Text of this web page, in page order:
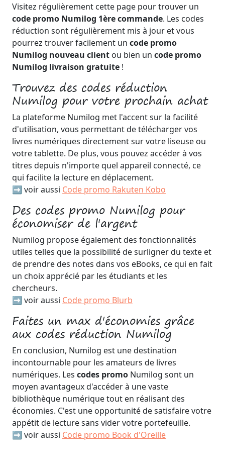
Visitez régulièrement cette page pour trouver un
code promo Numilog 1ère commande. Les codes
réduction sont régulièrement mis à jour et vous
pourrez trouver facilement un code promo
Numilog nouveau client ou bien un code promo
Numilog livraison gratuite !
Trouvez des codes réduction
Numilog pour votre prochain achat
La plateforme Numilog met l'accent sur la facilité
d'utilisation, vous permettant de télécharger vos
livres numériques directement sur votre liseuse ou
votre tablette. De plus, vous pouvez accéder à vos
titres depuis n'importe quel appareil connecté, ce
qui facilite la lecture en déplacement.
➡️ voir aussi Code promo Rakuten Kobo
Des codes promo Numilog pour
économiser de l'argent
Numilog propose également des fonctionnalités
utiles telles que la possibilité de surligner du texte et
de prendre des notes dans vos eBooks, ce qui en fait
un choix apprécié par les étudiants et les
chercheurs.
➡️ voir aussi Code promo Blurb
Faites un max d'économies grâce
aux codes réduction Numilog
En conclusion, Numilog est une destination
incontournable pour les amateurs de livres
numériques. Les codes promo Numilog sont un
moyen avantageux d'accéder à une vaste
bibliothèque numérique tout en réalisant des
économies. C'est une opportunité de satisfaire votre
appétit de lecture sans vider votre portefeuille.
➡️ voir aussi Code promo Book d'Oreille